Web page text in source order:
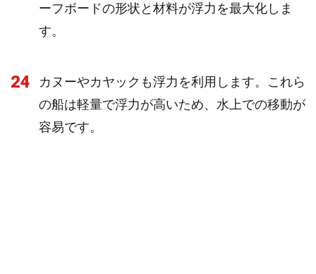
ーフボードの形状と材料が浮力を最大化しま
す。
24
カヌーやカヤックも浮力を利用します。これら
の船は軽量で浮力が高いため、水上での移動が
容易です。